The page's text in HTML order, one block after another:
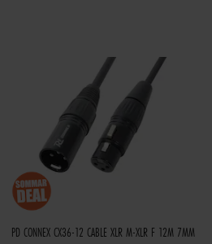
PD CONNEX CX36-12 CABLE XLR M-XLR F 12M 7MM